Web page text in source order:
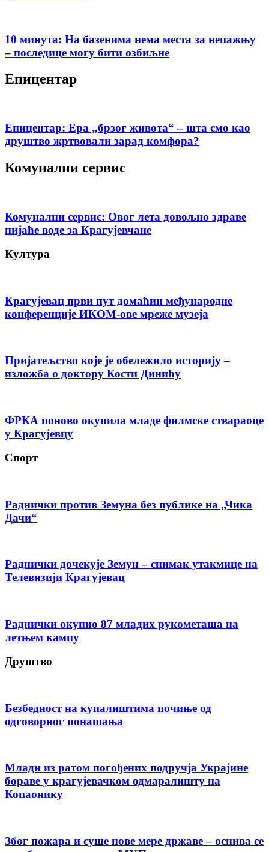
10 минута: На базенима нема места за непажњу
– последице могу бити озбиљне
Епицентар
Епицентар: Ера „брзог живота“ – шта смо као
друштво жртвовали зарад комфора?
Комунални сервис
Комунални сервис: Овог лета довољно здраве
пијаће воде за Крагујевчане
Култура
Крагујевац први пут домаћин међународне
конференције ИКОМ-ове мреже музеја
Пријатељство које је обележило историју –
изложба о доктору Кости Динићу
ФРКА поново окупила младе филмске ствараоце
у Крагујевцу
Спорт
Раднички против Земуна без публике на „Чика
Дачи“
Раднички дочекује Земун – снимак утакмице на
Телевизији Крагујевац
Раднички окупио 87 младих рукометаша на
летњем кампу
Друштво
Безбедност на купалиштима почиње од
одговорног понашања
Млади из ратом погођених подручја Украјине
бораве у крагујевачком одмаралишту на
Копаонику
Због пожара и суше нове мере државе – оснива се